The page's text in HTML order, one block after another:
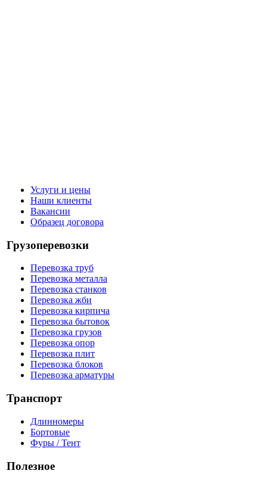
Услуги и цены
Наши клиенты
Вакансии
Образец договора
Грузоперевозки
Перевозка труб
Перевозка металла
Перевозка станков
Перевозка жби
Перевозка кирпича
Перевозка бытовок
Перевозка грузов
Перевозка опор
Перевозка плит
Перевозка блоков
Перевозка арматуры
Транспорт
Длинномеры
Бортовые
Фуры / Тент
Полезное